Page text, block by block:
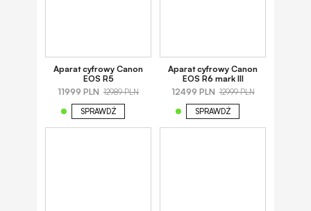
Aparat cyfrowy Canon
EOS R5
11999 PLN 12989 PLN
SPRAWDŹ
Aparat cyfrowy Canon
EOS R6 mark III
12499 PLN 12999 PLN
SPRAWDŹ